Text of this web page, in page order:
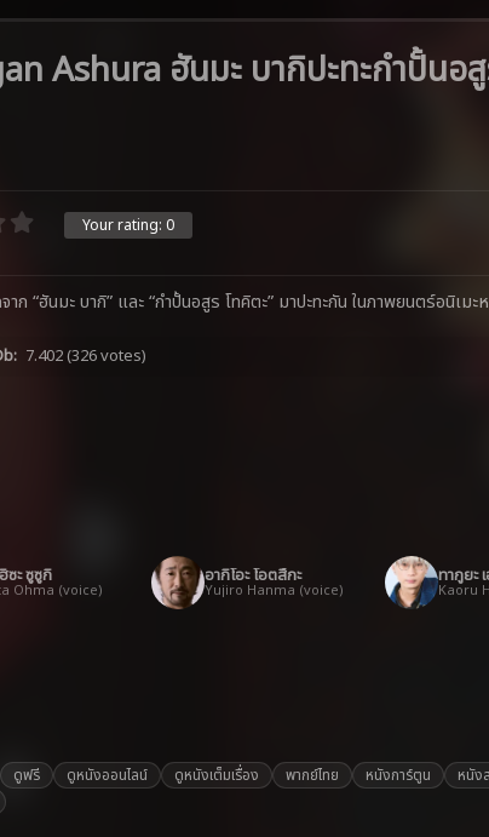
Ashura ฮันมะ บากิปะทะกำปั้นอ
Your rating: 0
“ฮันมะ บากิ” และ “กำปั้นอสูร โทคิตะ” มาปะทะกัน ในภาพยนตร์อนิเม
7.402 (326 votes)
ะ ซูซูกิ
Ohma (voice)
อากิโอะ โอตสึกะ
Yujiro Hanma (voice)
ทากูยะ
ดูฟรี ดูหนังออนไลน์ ดูหนังเต็มเรื่อง พากย์ไทย หนังการ์ตูน หนัง